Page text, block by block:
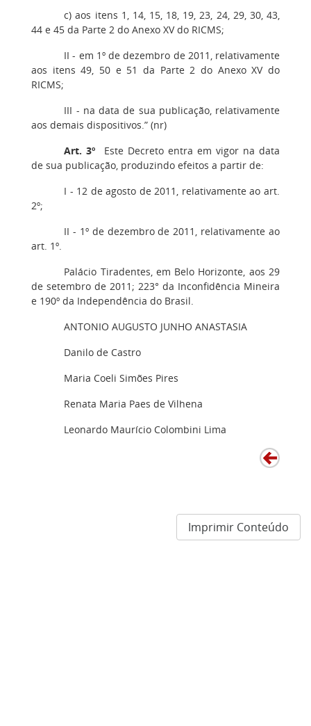
c) aos itens 1, 14, 15, 18, 19, 23, 24, 29, 30, 43,
44 e 45 da Parte 2 do Anexo XV do RICMS;
II - em 1º de dezembro de 2011, relativamente
aos itens 49, 50 e 51 da Parte 2 do Anexo XV do
RICMS;
III - na data de sua publicação, relativamente
aos demais dispositivos.” (nr)
Art. 3º Este Decreto entra em vigor na data
de sua publicação, produzindo efeitos a partir de:
I - 12 de agosto de 2011, relativamente ao art.
2º;
II - 1º de dezembro de 2011, relativamente ao
art. 1º.
Palácio Tiradentes, em Belo Horizonte, aos 29
de setembro de 2011; 223° da Inconfidência Mineira
e 190º da Independência do Brasil.
ANTONIO AUGUSTO JUNHO ANASTASIA
Danilo de Castro
Maria Coeli Simões Pires
Renata Maria Paes de Vilhena
Leonardo Maurício Colombini Lima
Imprimir Conteúdo